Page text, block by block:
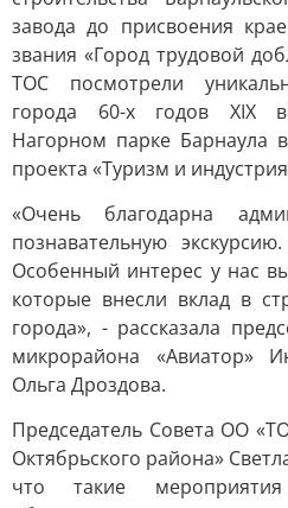
завода до присвоения
звания «Город трудовой
ТОС посмотрели
города 60-х годов XIX
Нагорном парке Барнаула
проекта «Туризм и
«Очень благодарна
познавательную
Особенный интерес у нас
которые внесли вклад в
города», - рассказала
микрорайона «Авиатор»
Ольга Дроздова.
Председатель Совета ОО
Октябрьского района»
что такие